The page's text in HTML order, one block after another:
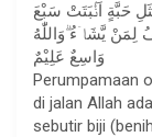
حَبَّةٍ اَنْۢبَتَتْ سَبْعَ
لِمَنْ يَّشَاۤءُ ۗوَاللّٰهُ
وَاسِعٌ عَلِيْمٌ
Perumpamaan
di jalan Allah
sebutir biji